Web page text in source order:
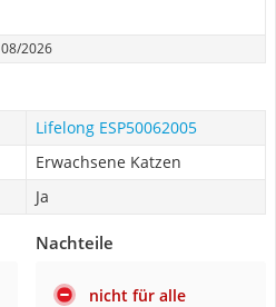
08/2026
Lifelong ESP50062005
Erwachsene Katzen
Ja
Nachteile
nicht für alle